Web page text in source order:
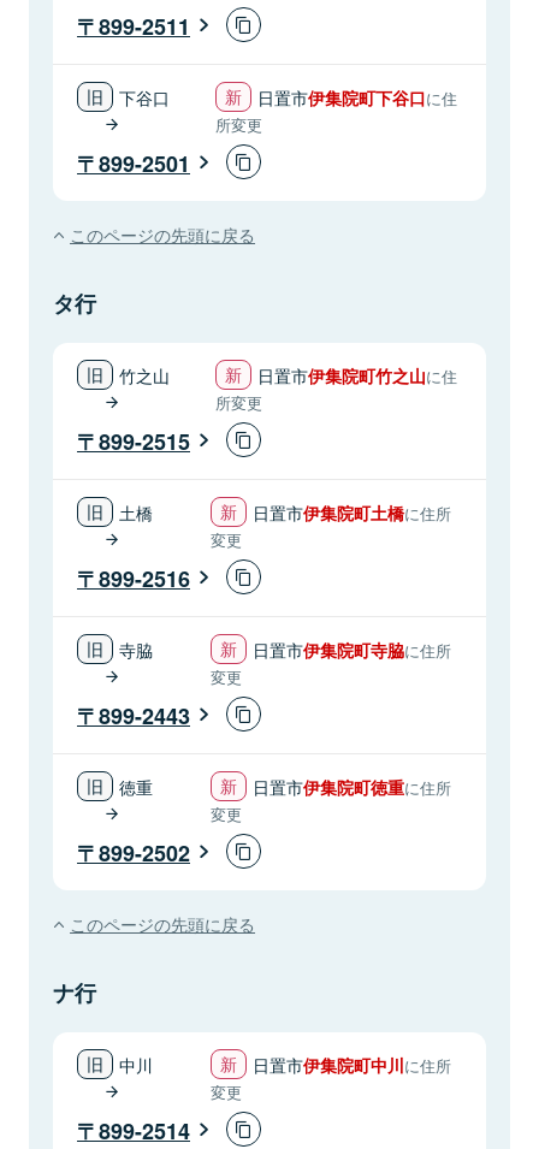
899-2511
下谷口 日置市伊集院町下谷口に住
所変更
899-2501
このページの先頭に戻る
タ行
竹之山 日置市伊集院町竹之山に住
所変更
899-2515
土橋 日置市伊集院町土橋に住所
変更
899-2516
寺脇 日置市伊集院町寺脇に住所
変更
899-2443
徳重 日置市伊集院町徳重に住所
変更
899-2502
このページの先頭に戻る
ナ行
中川 日置市伊集院町中川に住所
変更
899-2514